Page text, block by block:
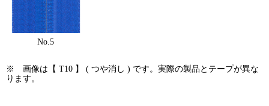
No.5
※ 画像は【 T10 】 ( つや消し ) です。実際の製品とテープが異な
ります。